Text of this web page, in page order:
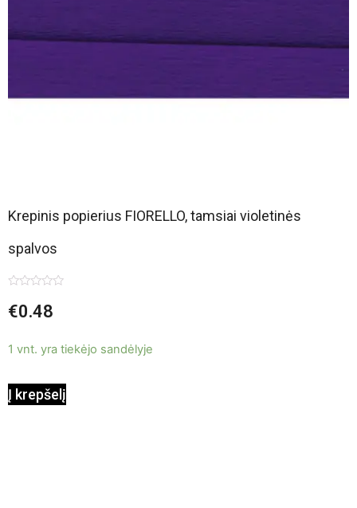
Krepinis popierius FIORELLO, tamsiai violetinės
spalvos
0
iš
€0.48
1 vnt. yra tiekėjo sandėlyje
Į krepšelį